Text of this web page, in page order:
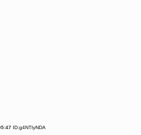
ID:g4NTIyNDA